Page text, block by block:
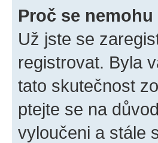
Proč se
Už jste se
registrovat. Byla
tato skutečnost
ptejte se na
vyloučeni a stále